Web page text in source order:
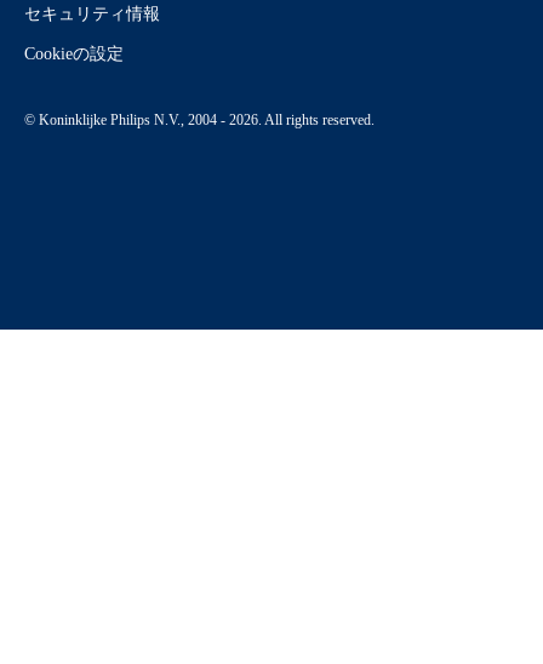
セキュリティ情報
Cookieの設定
© Koninklijke Philips N.V., 2004 - 2026. All rights reserved.